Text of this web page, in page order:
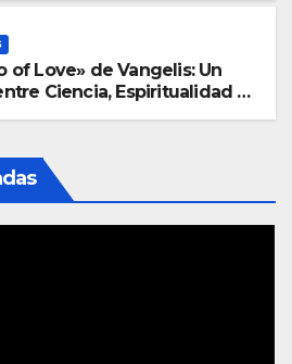
of Love» de Vangelis: Un
Ciencia, Espiritualidad y